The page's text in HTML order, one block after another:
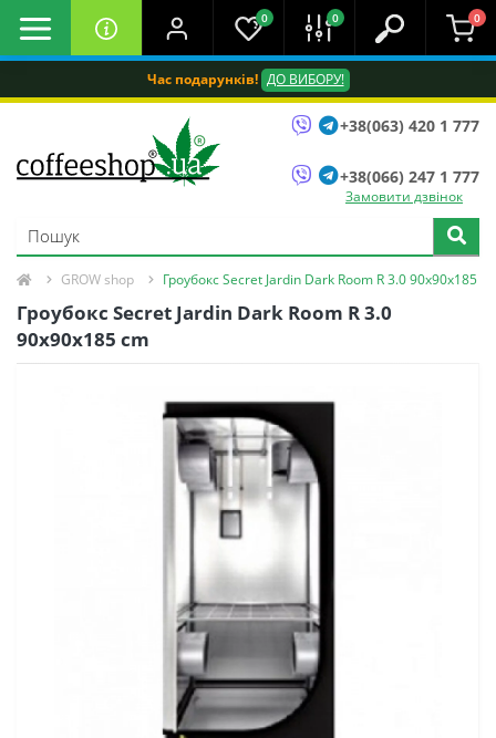
Час подарунків! ДО ВИБОРУ!
0 0 0
+38(063) 420 1 777
+38(066) 247 1 777
Замовити дзвінок
GROW shop Гроубокс Secret Jardin Dark Room R 3.0 90х90х185
Гроубокс Secret Jardin Dark Room R 3.0
90х90х185 сm